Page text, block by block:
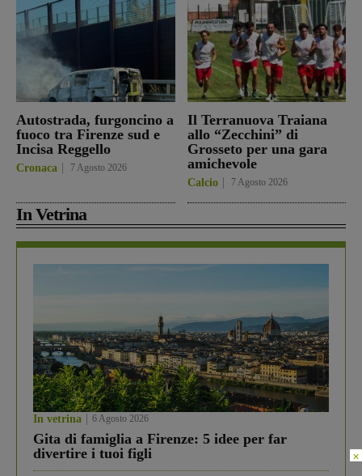
Autostrada, furgoncino a
fuoco tra Firenze sud e
Incisa Reggello
Cronaca 7 Agosto 2026
Il Terranuova Traiana
allo “Zecchini” di
Grosseto per una gara
amichevole
Calcio 7 Agosto 2026
In Vetrina
In vetrina 6 Agosto 2026
Gita di famiglia a Firenze: 5 idee per far
divertire i tuoi figli
×